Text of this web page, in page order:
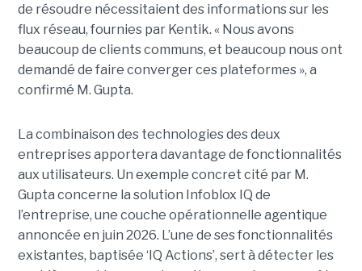
de résoudre nécessitaient des informations sur les
flux réseau, fournies par Kentik. « Nous avons
beaucoup de clients communs, et beaucoup nous ont
demandé de faire converger ces plateformes », a
confirmé M. Gupta.
La combinaison des technologies des deux
entreprises apportera davantage de fonctionnalités
aux utilisateurs. Un exemple concret cité par M.
Gupta concerne la solution Infoblox IQ de
l’entreprise, une couche opérationnelle agentique
annoncée en juin 2026. L’une de ses fonctionnalités
existantes, baptisée ‘IQ Actions’, sert à détecter les